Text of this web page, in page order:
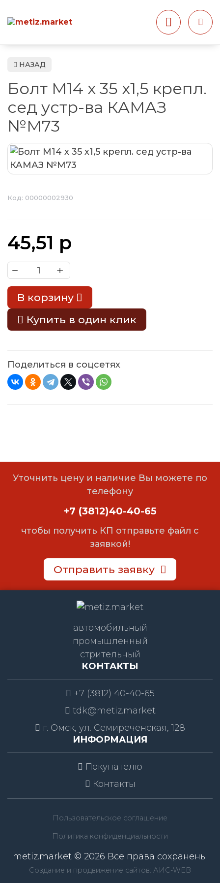
НАЗАД
Болт М14 х 35 х1,5 крепл.
сед устр-ва КАМАЗ
№М73
Код: 00000002930
45,51 р
В корзину
Купить в один клик
Поделиться в соцсетях
Уточнить цену и наличие Вы можете по
телефону
+7 (3812)40-40-65
чтобы получить КП отправьте файл с
заявкой!
Отправить заявку
автомобильный
промышленный
стрительный
КОНТАКТЫ
+7 (3812) 40-40-65
tdk@metiz.market
г. Омск, ул. Семиреченская, 128
ИНФОРМАЦИЯ
Покупателю
Контакты
Пользовательское соглашение
Политика конфиденциальности
metiz.market © 2026 Все права сохранены
Создание и продвижение сайтов: АИС-WEB